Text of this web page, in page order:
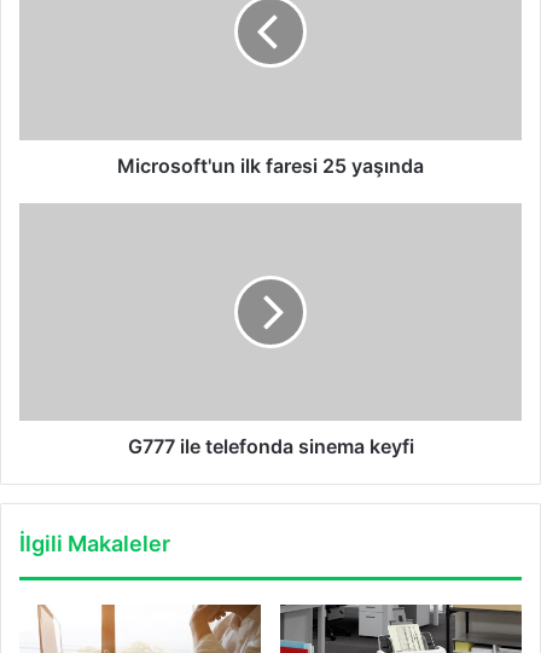
Microsoft'un ilk faresi 25 yaşında
G777 ile telefonda sinema keyfi
İlgili Makaleler